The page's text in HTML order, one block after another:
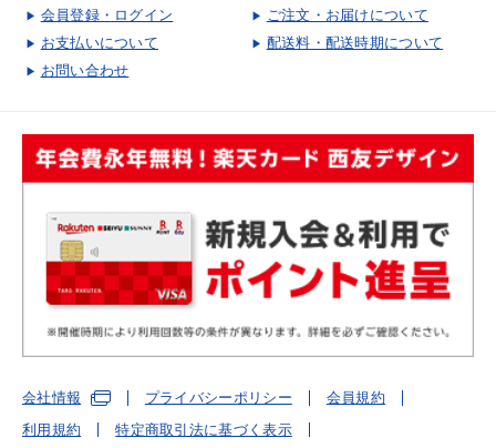
会員登録・ログイン
ご注文・お届けについて
お支払いについて
配送料・配送時期について
お問い合わせ
会社情報 プライバシーポリシー
会員規約
利用規約
特定商取引法に基づく表示